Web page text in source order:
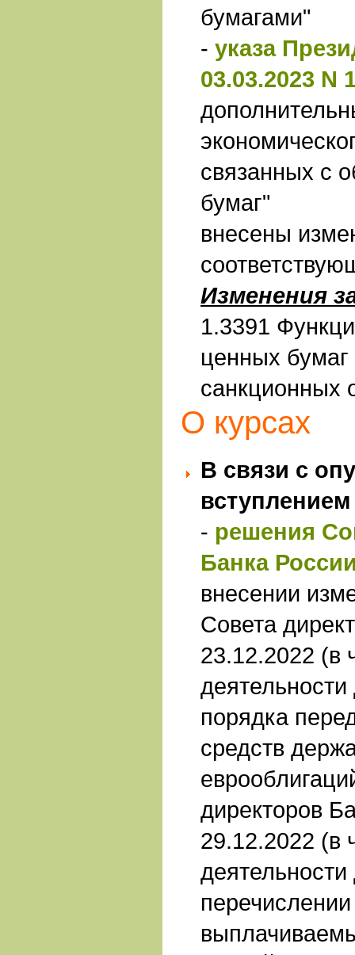
бумагами"
- указа
03.03.2023 N
связанных с
бумаг"
внесены
Изменения
1.3391
ценных бумаг
санкционных
О курсах
В связи с
- решения
Банка
внесении
Совета
23.12.2022 (в
порядка
средств
директоров
29.12.2022 (в